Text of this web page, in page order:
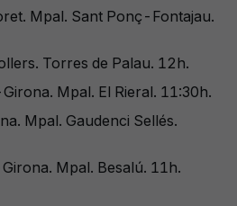
Mpal. Sant Ponç-Fontajau.
Torres de Palau. 12h.
Mpal. El Rieral. 11:30h.
Mpal. Gaudenci Sellés.
Mpal. Besalú. 11h.